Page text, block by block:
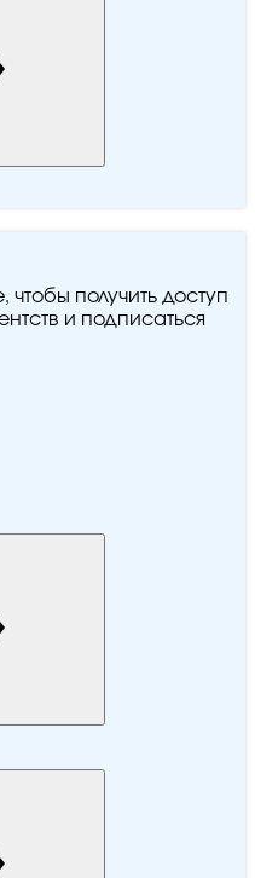
получить доступ
и подписаться